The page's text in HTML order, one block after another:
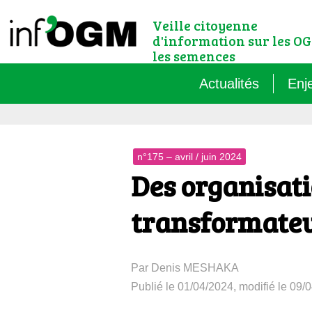
Veille citoyenne
d'information sur les
les semences
Actualités
Le
n°175 – avril / juin 2024
Des
Par Denis MESHAKA
Publié le 01/04/2024, modifié le 09/